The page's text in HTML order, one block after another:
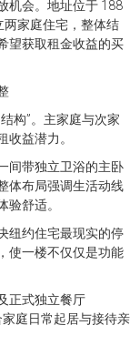
机会。地址位于 188
两家庭住宅，整体结
望获取租金收益的买
构”。主家庭与次家
益潜力。
间带独立卫浴的主卧
体布局强调生活动线
舒适。
纽约住宅最现实的停
使一楼不仅仅是功能
正式独立餐厅
庭日常起居与接待亲